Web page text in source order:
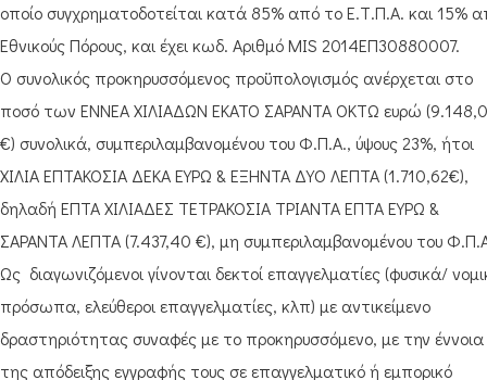
οποίο συγχρηματοδοτείται κατά 85% από το Ε.Τ.Π.Α. και 15%
Εθνικούς Πόρους, και έχει κωδ. Αριθμό MIS 2014ΕΠ30880007.
Ο συνολικός προκηρυσσόμενος προϋπολογισμός ανέρχεται στο
ποσό των ΕΝΝΕΑ ΧΙΛΙΑΔΩΝ ΕΚΑΤΟ ΣΑΡΑΝΤΑ ΟΚΤΩ ευρώ
€) συνολικά, συμπεριλαμβανομένου του Φ.Π.Α., ύψους 23%, ήτοι
ΧΙΛΙΑ ΕΠΤΑΚΟΣΙΑ ΔΕΚΑ ΕΥΡΩ & ΕΞΗΝΤΑ ΔΥΟ ΛΕΠΤΑ (1.710,62€),
δηλαδή ΕΠΤΑ ΧΙΛΙΑΔΕΣ ΤΕΤΡΑΚΟΣΙΑ ΤΡΙΑΝΤΑ ΕΠΤΑ ΕΥΡΩ &
ΣΑΡΑΝΤΑ ΛΕΠΤΑ (7.437,40 €), μη συμπεριλαμβανομένου του
Ως διαγωνιζόμενοι γίνονται δεκτοί επαγγελματίες (φυσικά/
πρόσωπα, ελεύθεροι επαγγελματίες, κλπ) με αντικείμενο
δραστηριότητας συναφές με το προκηρυσσόμενο, με την έννοια
της απόδειξης εγγραφής τους σε επαγγελματικό ή εμπορικό